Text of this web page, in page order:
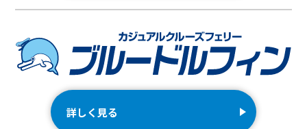
詳しく見る